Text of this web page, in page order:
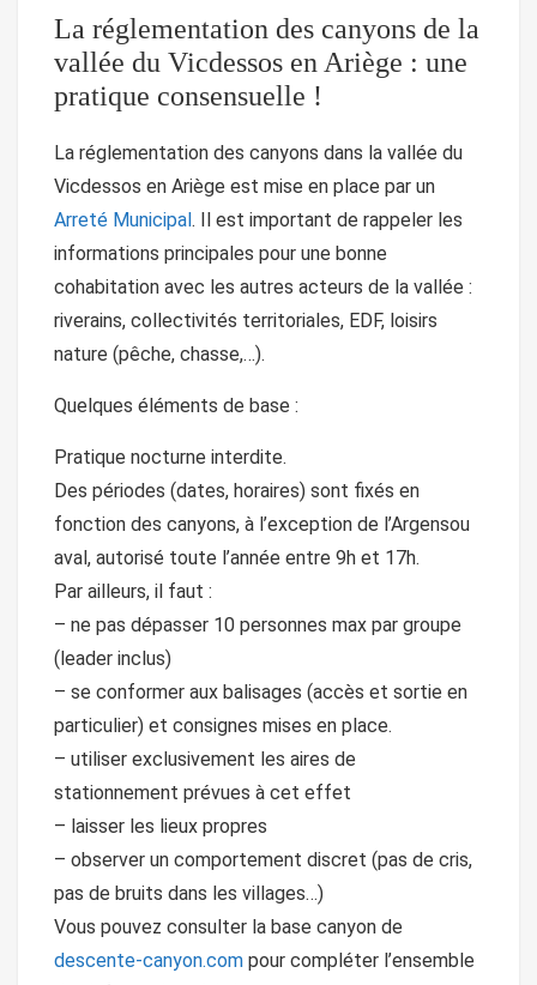
La réglementation des canyons de la
vallée du Vicdessos en Ariège : une
pratique consensuelle !
La réglementation des canyons dans la vallée du
Vicdessos en Ariège est mise en place par un
Arreté Municipal. Il est important de rappeler les
informations principales pour une bonne
cohabitation avec les autres acteurs de la vallée :
riverains, collectivités territoriales, EDF, loisirs
nature (pêche, chasse,…).
Quelques éléments de base :
Pratique nocturne interdite.
Des périodes (dates, horaires) sont fixés en
fonction des canyons, à l’exception de l’Argensou
aval, autorisé toute l’année entre 9h et 17h.
Par ailleurs, il faut :
– ne pas dépasser 10 personnes max par groupe
(leader inclus)
– se conformer aux balisages (accès et sortie en
particulier) et consignes mises en place.
– utiliser exclusivement les aires de
stationnement prévues à cet effet
– laisser les lieux propres
– observer un comportement discret (pas de cris,
pas de bruits dans les villages…)
Vous pouvez consulter la base canyon de
descente-canyon.com pour compléter l’ensemble